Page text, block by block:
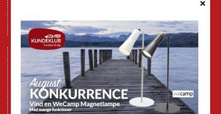
GPDR - Optagelse af foto og video
Nye Campingvogne
Nye Autocampere og Vans
Brugte Campingvogne
Brugte Autocampere og Vans
Webshop